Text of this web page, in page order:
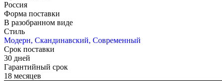
Россия
Форма поставки
В разобранном виде
Стиль
Модерн, Скандинавский, Современный
Срок поставки
30 дней
Гарантийный срок
18 месяцев